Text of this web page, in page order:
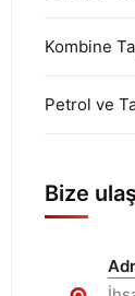
Kombine
Petrol ve
Bize